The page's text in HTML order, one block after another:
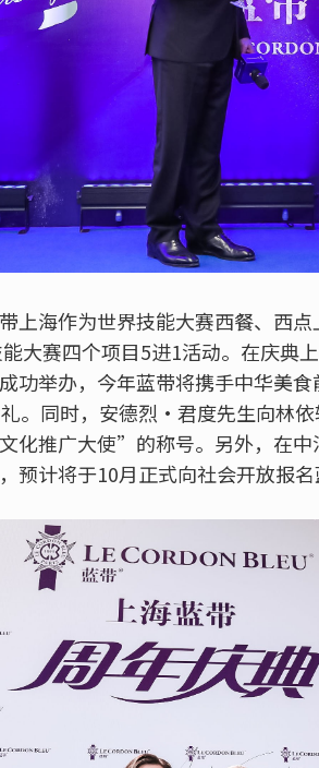
上海作为世界技能大赛西餐、西点
大赛四个项目5进1活动。在庆
功举办，今年蓝带将携手中华美
。同时，安德烈·君度先生向林
推广大使”的称号。另外，在中
预计将于10月正式向社会开放报名